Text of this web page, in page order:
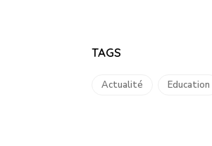
TAGS
Actualité Education